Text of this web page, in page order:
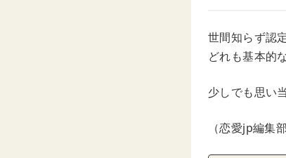
世間知らず認
どれも基本的
少しでも思い
（恋愛jp編集部